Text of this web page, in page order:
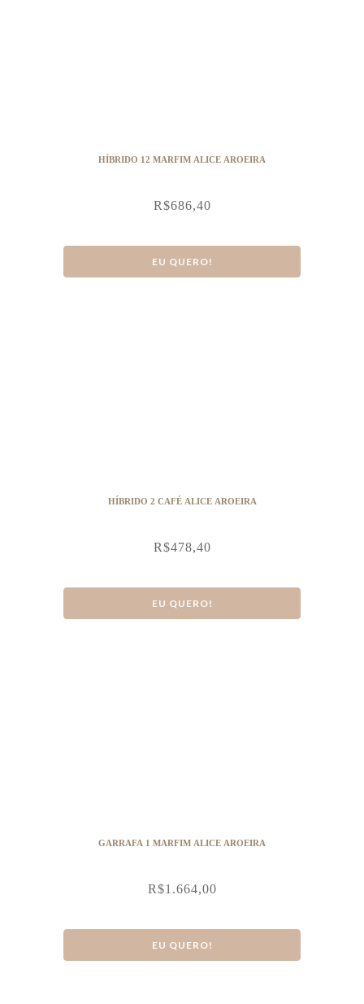
HÍBRIDO 12 MARFIM ALICE AROEIRA
R$686,40
EU QUERO!
HÍBRIDO 2 CAFÉ ALICE AROEIRA
R$478,40
EU QUERO!
GARRAFA 1 MARFIM ALICE AROEIRA
R$1.664,00
EU QUERO!